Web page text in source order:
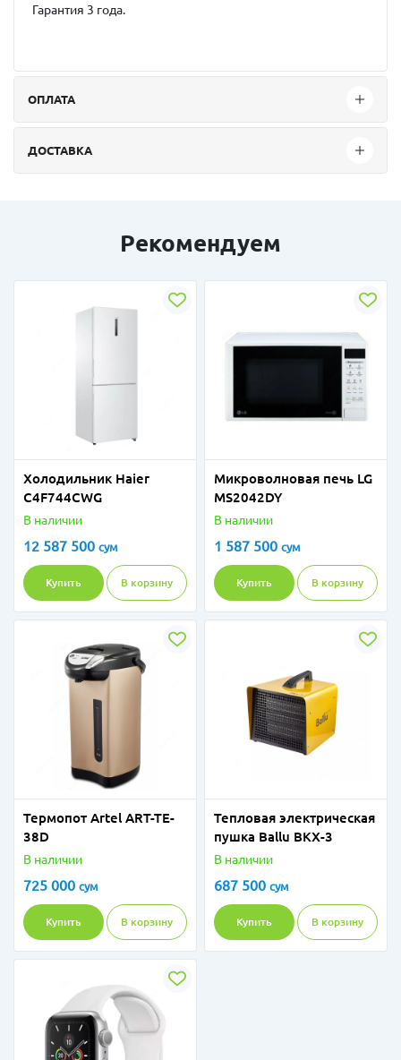
Гарантия 3 года.
ОПЛАТА
ДОСТАВКА
Рекомендуем
Холодильник Haier
C4F744CWG
В наличии
12 587 500 сум
Купить В корзину
Микроволновая печь LG
MS2042DY
В наличии
1 587 500 сум
Купить В корзину
Термопот Artel ART-TE-
38D
В наличии
725 000 сум
Купить В корзину
Тепловая электрическая
пушка Ballu BKX-3
В наличии
687 500 сум
Купить В корзину